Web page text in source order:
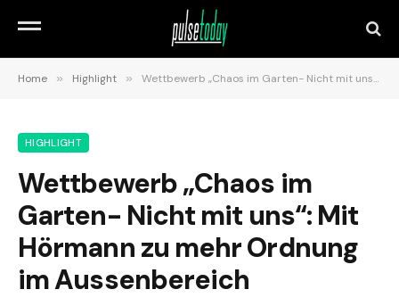
Home » Highlight » Wettbewerb „Chaos im Garten- Nicht mit uns“: Mit Hörmann zu mehr Ordnung im Aussenbereich
HIGHLIGHT
Wettbewerb „Chaos im
Garten- Nicht mit uns“: Mit
Hörmann zu mehr Ordnung
im Aussenbereich